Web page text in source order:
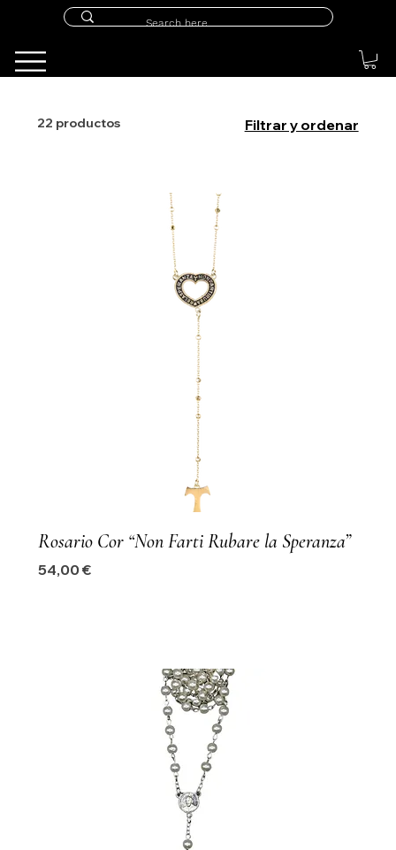
22 productos Filtrar y ordenar
Rosario Cor “Non Farti Rubare la Speranza”
Precio
54,00 €